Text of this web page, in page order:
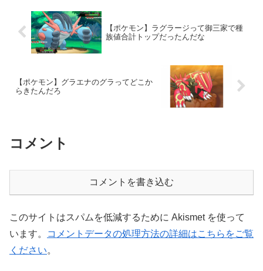
【ポケモン】ラグラージって御三家で種
族値合計トップだったんだな
【ポケモン】グラエナのグラってどこか
らきたんだろ
コメント
コメントを書き込む
このサイトはスパムを低減するために Akismet を使って
います。
コメントデータの処理方法の詳細はこちらをご覧
ください。